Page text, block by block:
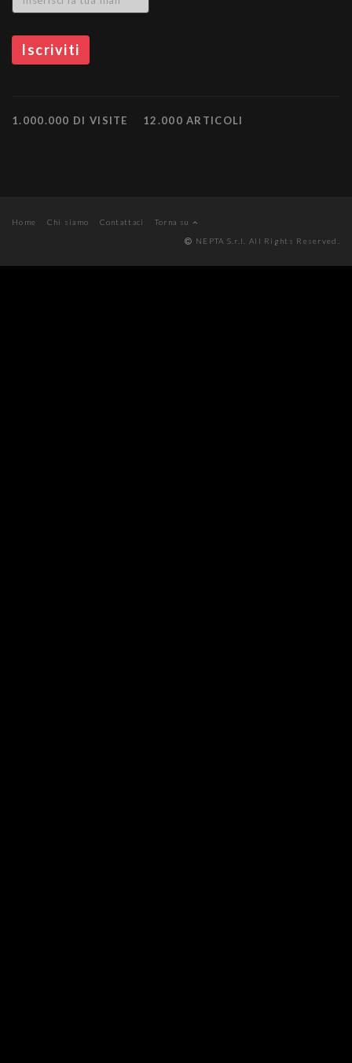
1.000.000 DI VISITE 12.000 ARTICOLI
Home Chi siamo Contattaci
Torna su
NEPTA S.r.l. All Rights Reserved.